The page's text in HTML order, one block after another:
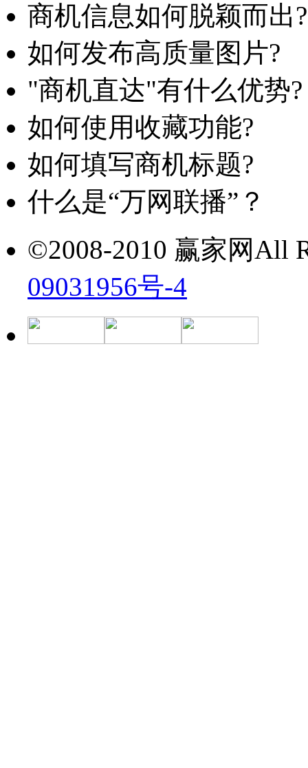
商机信息如何脱颖而出?
如何发布高质量图片?
"商机直达"有什么优势?
如何使用收藏功能?
如何填写商机标题?
什么是“万网联播”？
©2008-2010 赢家网All
09031956号-4